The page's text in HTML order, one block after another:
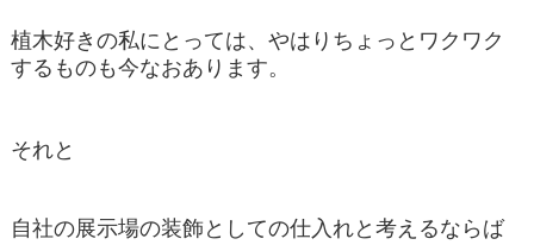
植木好きの私にとっては、やはりちょっとワクワク
するものも今なおあります。
それと
自社の展示場の装飾としての仕入れと考えるならば